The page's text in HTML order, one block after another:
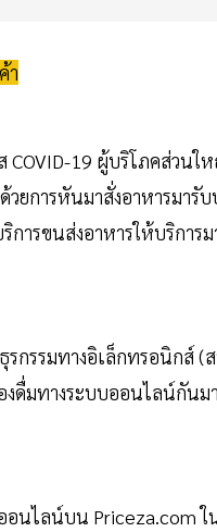
า
COVID-19 ผู้บริโภคส่ว
วยการหันมาสั่งอาหารม
ริการขนส่งอาหารให้บริก
กรรมทางอิเล็กทรอนิกส์
ดื่มทางระบบออนไลน์กัน
อนไลน์บน Priceza.com